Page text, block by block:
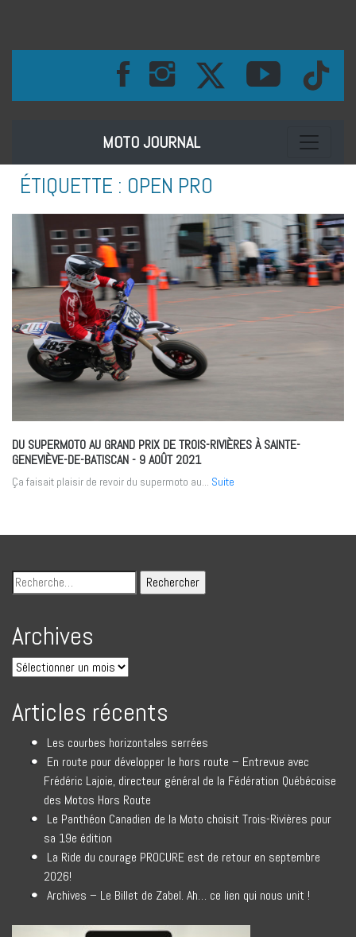
MOTO JOURNAL Toggle
ÉTIQUETTE : OPEN PRO
DU SUPERMOTO AU GRAND PRIX DE TROIS-RIVIÈRES À SAINTE-
GENEVIÈVE-DE-BATISCAN- 9 AOÛT 2021
Ça faisait plaisir de revoir du supermoto au... Suite
Archives
Articles récents
Les courbes horizontales serrées
En route pour développer le hors route – Entrevue avec
Frédéric Lajoie, directeur général de la Fédération Québécoise
des Motos Hors Route
Le Panthéon Canadien de la Moto choisit Trois-Rivières pour
sa 19e édition
La Ride du courage PROCURE est de retour en septembre
2026!
Archives – Le Billet de Zabel. Ah… ce lien qui nous unit !